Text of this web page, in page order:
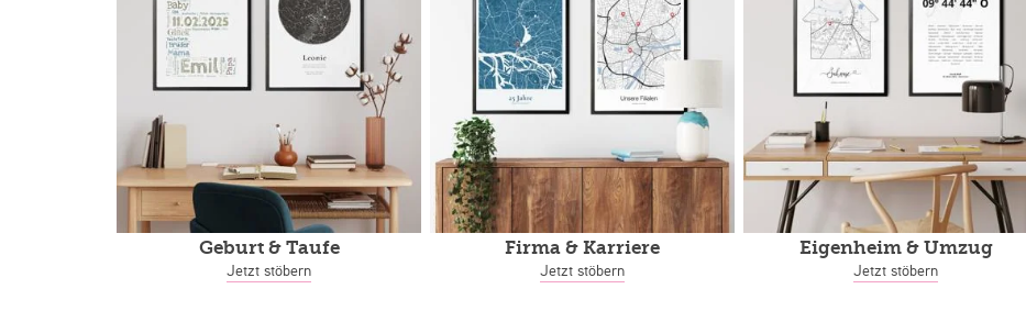
Geburt & Taufe
Jetzt stöbern
Firma & Karriere
Jetzt stöbern
Eigenheim& Umzug
Jetzt stöbern